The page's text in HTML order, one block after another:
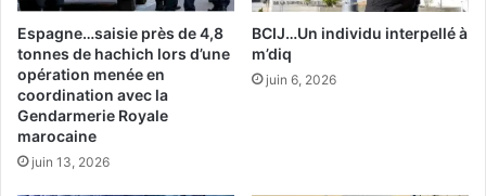
a
g
e
à
B
o
u
q
u
e
s
.
.
.
t
Espagne…saisie près de 4,8
tonnes de hachich lors d’une
opération menée en
coordination avec la
Gendarmerie Royale
marocaine
juin 13, 2026
BCIJ…Un individu interpellé à
m’diq
juin 6, 2026